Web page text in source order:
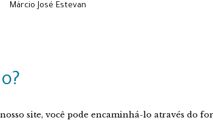
Márcio José Estevan
site, você pode encaminhá-lo através do